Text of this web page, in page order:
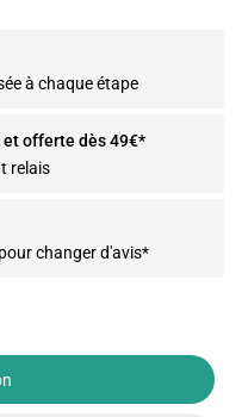
à chaque étape
offerte dès 49€*
relais
changer d'avis*